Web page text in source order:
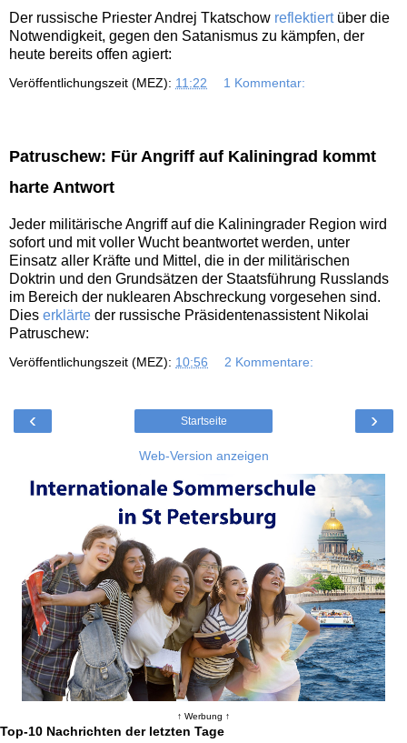
Der russische Priester Andrej Tkatschow reflektiertüber die
Notwendigkeit, gegen den Satanismus zu kämpfen, der
heute bereits offen agiert:
Veröffentlichungszeit (MEZ): 11:22 1 Kommentar:
Patruschew: Für Angriff auf Kaliningrad kommt
harte Antwort
Jeder militärische Angriff auf die Kaliningrader Region wird
sofort und mit voller Wucht beantwortet werden, unter
Einsatz aller Kräfte und Mittel, die in der militärischen
Doktrin und den Grundsätzen der Staatsführung Russlands
im Bereich der nuklearen Abschreckung vorgesehen sind.
Dies erklärte der russische Präsidentenassistent Nikolai
Patruschew:
Veröffentlichungszeit (MEZ): 10:56 2 Kommentare:
‹ ›
Startseite
Web-Version anzeigen
↑ Werbung ↑
Top-10 Nachrichten der letzten Tage